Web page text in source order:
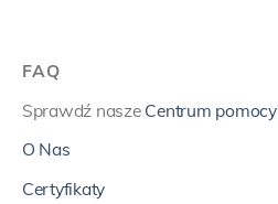
FAQ
Sprawdź nasze Centrum pomocy
O Nas
Certyfikaty